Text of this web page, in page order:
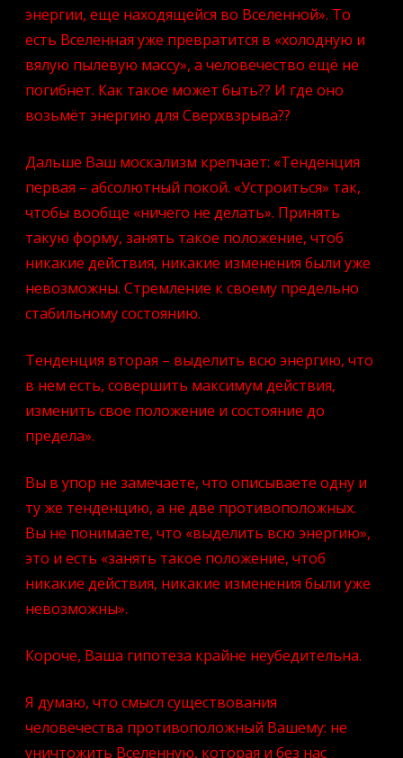
энергии, еще находящейся во Вселенной». То
есть Вселенная уже превратится в «холодную и
вялую пылевую массу», а человечество ещё не
погибнет. Как такое может быть?? И где оно
возьмёт энергию для Сверхвзрыва??
Дальше Ваш москализм крепчает: «Тенденция
первая – абсолютный покой. «Устроиться» так,
чтобы вообще «ничего не делать». Принять
такую форму, занять такое положение, чтоб
никакие действия, никакие изменения были уже
невозможны. Стремление к своему предельно
стабильному состоянию.
Тенденция вторая – выделить всю энергию, что
в нем есть, совершить максимум действия,
изменить свое положение и состояние до
предела».
Вы в упор не замечаете, что описываете одну и
ту же тенденцию, а не две противоположных.
Вы не понимаете, что «выделить всю энергию»,
это и есть «занять такое положение, чтоб
никакие действия, никакие изменения были уже
невозможны».
Короче, Ваша гипотеза крайне неубедительна.
Я думаю, что смысл существования
человечества противоположный Вашему: не
уничтожить Вселенную, которая и без нас